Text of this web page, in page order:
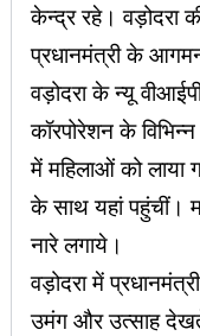
केन्द्र रहे। वड़ोदरा
प्रधानमंत्री के
वड़ोदरा के न्यू
कॉरपोरेशन के
में महिलाओं को लाया
के साथ यहां पहुंचीं।
नारे लगाये।
वड़ोदरा में
उमंग और उत्साह